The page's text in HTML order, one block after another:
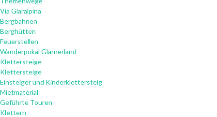
Via Glaralpina
Bergbahnen
Berghütten
Feuerstellen
Wanderpokal Glarnerland
Klettersteige
Klettersteige
Einsteiger und Kinderklettersteig
Mietmaterial
Geführte Touren
Klettern